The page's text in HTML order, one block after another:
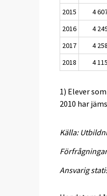
2015
4
2016
4
2017
4 258
2018
4 115
1) Elever
2010 har
Källa:
Ansvarig